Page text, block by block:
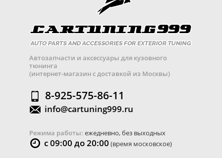
Автозапчасти и аксессуары для кузовного
тюнинга
(интернет-магазин с доставкой из Москвы)
8-925-575-86-11
info@cartuning999.ru
Режима работы: ежедневно, без выходных
с 09:00 до 20:00 (время московское)